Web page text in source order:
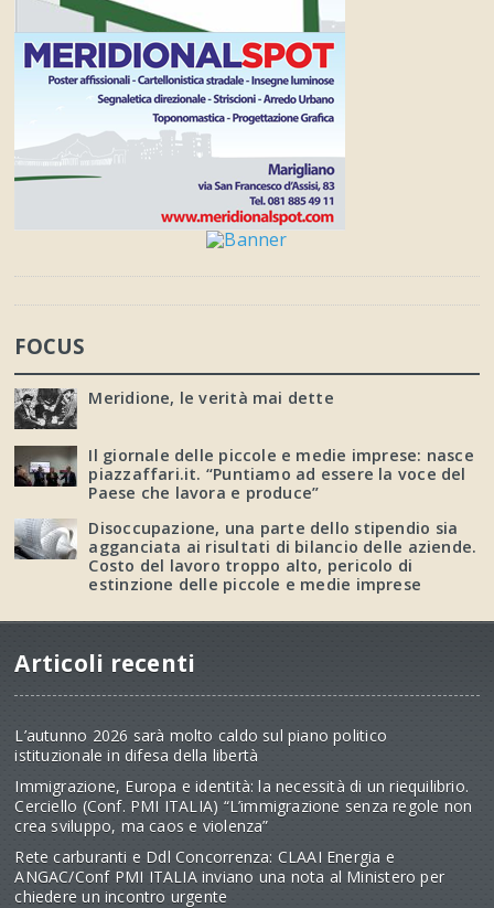
FOCUS
Meridione, le verità mai dette
Il giornale delle piccole e medie imprese: nasce
piazzaffari.it. “Puntiamo ad essere la voce del
Paese che lavora e produce”
Disoccupazione, una parte dello stipendio sia
agganciata ai risultati di bilancio delle aziende.
Costo del lavoro troppo alto, pericolo di
estinzione delle piccole e medie imprese
Articoli recenti
L’autunno 2026 sarà molto caldo sul piano politico
istituzionale in difesa della libertà
Immigrazione, Europa e identità: la necessità di un riequilibrio.
Cerciello (Conf. PMI ITALIA) “L’immigrazione senza regole non
crea sviluppo, ma caos e violenza”
Rete carburanti e Ddl Concorrenza: CLAAI Energia e
ANGAC/Conf PMI ITALIA inviano una nota al Ministero per
chiedere un incontro urgente